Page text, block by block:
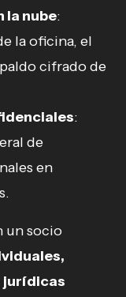
la nube:
la oficina, el
cifrado de
:
de
en
un socio
jurídicas